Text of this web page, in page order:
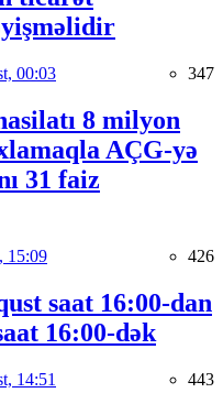
00:03 347
8 milyon
AÇG-yə
31 faiz
15:09 426
saat 16:00-dan
16:00-dək
14:51 443